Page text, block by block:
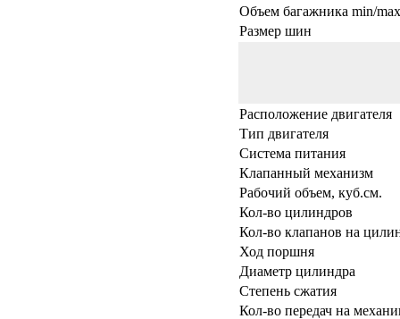
Объем багажника min/
Размер шин
Расположение двигателя
Тип двигателя
Система питания
Клапанный механизм
Рабочий объем, куб.см.
Кол-во цилиндров
Кол-во клапанов на
Ход поршня
Диаметр цилиндра
Степень сжатия
Кол-во передач на